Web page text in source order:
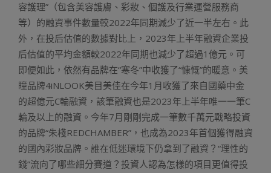
容護理”（包含美容護膚、彩妝、個護及行業運營服務商
等）的融資事件數量較2022年同期減少了近一半左右。此
外，在投后估值的數據對比上，2023年上半年融資企業投
后估值的平均金額較2022年同期也減少了超過1億元。可
即便如此，依然有品牌在“寒冬”中收獲了“慷慨”的暖意。美
瞳品牌4iNLOOK美目美佳在今年1月收獲了來自國藥中金
的超億元C輪融資，該筆融資也是2023年上半年唯一一筆C
輪及以上的融資。今年7月剛剛完成一筆數千萬元戰略投資
的品牌“朱棧REDCHAMBER”，也成為2023年首個獲得融資
的國內彩妝品牌。誰在低迷環境下仍拿到了融資？“理性的
錢”流向了哪些細分賽道？投資人認為怎樣的項目更值得投